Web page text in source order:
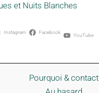
et Nuits Blanches
Instagram Facebook YouTube
Pourquoi & contact